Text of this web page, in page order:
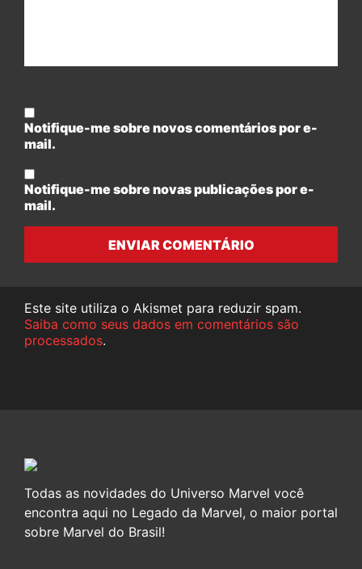
Notifique-me sobre novos comentários por e-
mail.
Notifique-me sobre novas publicações por e-
mail.
ENVIAR COMENTÁRIO
Este site utiliza o Akismet para reduzir spam.
Saiba como seus dados em comentários são
processados.
Todas as novidades do Universo Marvel você
encontra aqui no Legado da Marvel, o maior portal
sobre Marvel do Brasil!